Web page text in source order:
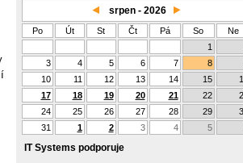
srpen - 2026
Po Út St Čt Pá So
Ne
1
3
4 5 6 7 8
10
11 12 13 14 15
17
18 19 20 21 22
24
25 26 27 28 29
31
1 2 3 4 5
IT Systems podporuje